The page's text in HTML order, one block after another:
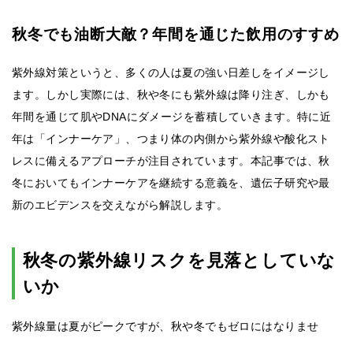
秋冬でも油断大敵？年間を通じた飲用のすすめ
紫外線対策というと、多くの人は夏の強い日差しをイメージし
ます。しかし実際には、秋や冬にも紫外線は降り注ぎ、しかも
年間を通じて肌やDNAにダメージを蓄積していきます。特に近
年は「インナーケア」、つまり体の内側から紫外線や酸化スト
レスに備えるアプローチが注目されています。本記事では、秋
冬においてもインナーケアを継続する意義を、遺伝子研究や最
新のエビデンスを交えながら解説します。
秋冬の紫外線リスクを見落としていな
いか
紫外線量は夏がピークですが、秋や冬でもゼロにはなりませ